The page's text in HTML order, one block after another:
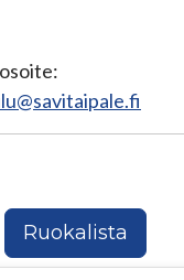
Ruokalista